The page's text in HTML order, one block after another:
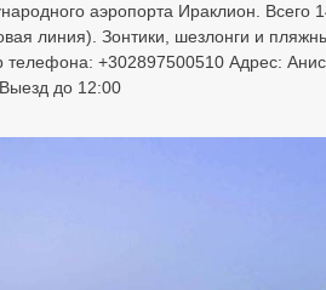
аэропорта Ираклион. Всего
линия). Зонтики, шезлонги и
телефона: +302897500510 Адрес:
до 12:00